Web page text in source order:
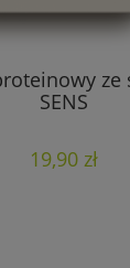
ze
SENS
19,90 zł